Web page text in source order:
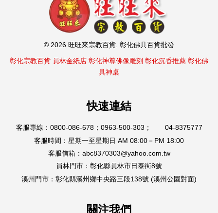
© 2026 旺旺來宗教百貨. 彰化佛具百貨批發
彰化宗教百貨 員林金紙店 彰化神尊佛像雕刻 彰化沉香推薦 彰化佛
具神桌
快速連結
客服專線：0800-086-678；0963-500-303； 04-8375777
客服時間：星期一至星期日 AM 08:00－PM 18:00
客服信箱：abc8370303@yahoo.com.tw
員林門市：彰化縣員林市日泰街8號
溪州門市：彰化縣溪州鄉中央路三段138號 (溪州公園對面)
關注我們